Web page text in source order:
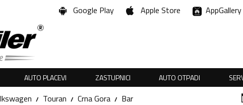
Google Play Apple Store AppGallery
AUTO PLACEVI ZASTUPNICI AUTO OTPADI
Touran Crna Gora Bar